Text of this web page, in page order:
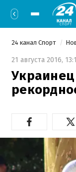
24 канал Спорт
21 августа 2016,